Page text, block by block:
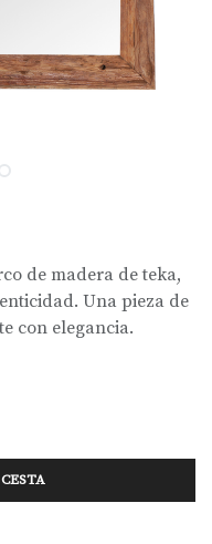
de madera de teka,
Una pieza de
con elegancia.